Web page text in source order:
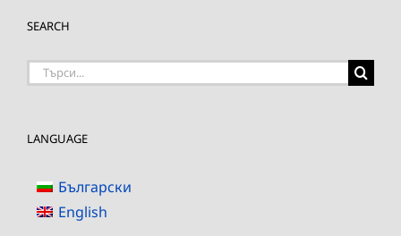
SEARCH
Търсене
LANGUAGE
Български
English